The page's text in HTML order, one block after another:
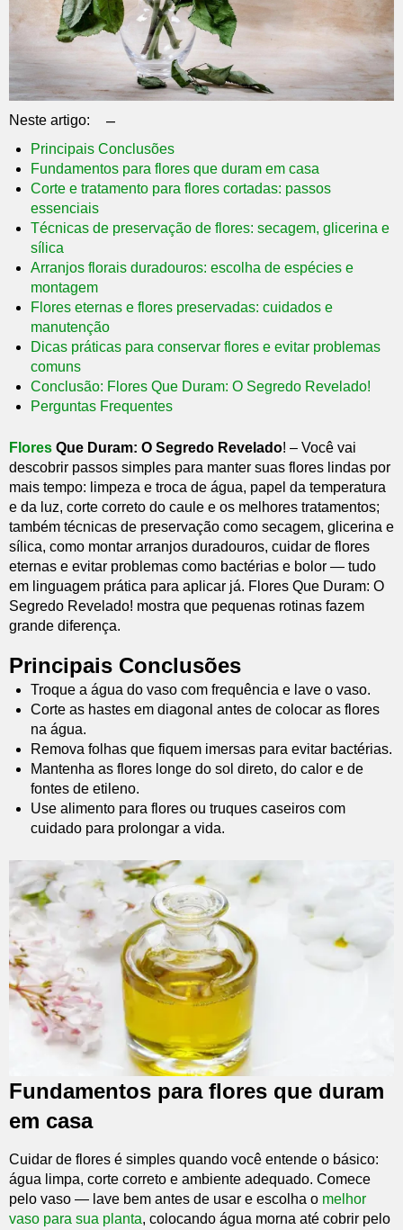
Neste artigo: –
Principais Conclusões
Fundamentos para flores que duram em casa
Corte e tratamento para flores cortadas: passos
essenciais
Técnicas de preservação de flores: secagem, glicerina e
sílica
Arranjos florais duradouros: escolha de espécies e
montagem
Flores eternas e flores preservadas: cuidados e
manutenção
Dicas práticas para conservar flores e evitar problemas
comuns
Conclusão: Flores Que Duram: O Segredo Revelado!
Perguntas Frequentes
Flores Que Duram: O Segredo Revelado! – Você vai
descobrir passos simples para manter suas flores lindas por
mais tempo: limpeza e troca de água, papel da temperatura
e da luz, corte correto do caule e os melhores tratamentos;
também técnicas de preservação como secagem, glicerina e
sílica, como montar arranjos duradouros, cuidar de flores
eternas e evitar problemas como bactérias e bolor — tudo
em linguagem prática para aplicar já. Flores Que Duram: O
Segredo Revelado! mostra que pequenas rotinas fazem
grande diferença.
Principais Conclusões
Troque a água do vaso com frequência e lave o vaso.
Corte as hastes em diagonal antes de colocar as flores
na água.
Remova folhas que fiquem imersas para evitar bactérias.
Mantenha as flores longe do sol direto, do calor e de
fontes de etileno.
Use alimento para flores ou truques caseiros com
cuidado para prolongar a vida.
Fundamentos para flores que duram
em casa
Cuidar de flores é simples quando você entende o básico:
água limpa, corte correto e ambiente adequado. Comece
pelo vaso — lave bem antes de usar e escolha o melhor
vaso para sua planta, colocando água morna até cobrir pelo